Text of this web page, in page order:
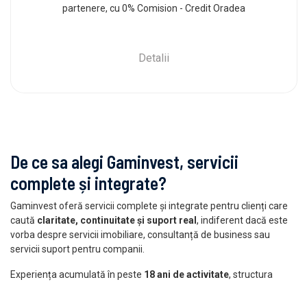
partenere, cu 0% Comision - Credit Oradea
Detalii
De ce sa alegi Gaminvest, servicii
complete și integrate?
Gaminvest oferă servicii complete și integrate pentru clienți care
caută claritate, continuitate și suport real , indiferent dacă este
vorba despre servicii imobiliare, consultanță de business sau
servicii suport pentru companii.
Experiența acumulată în peste 18 ani de activitate, structura